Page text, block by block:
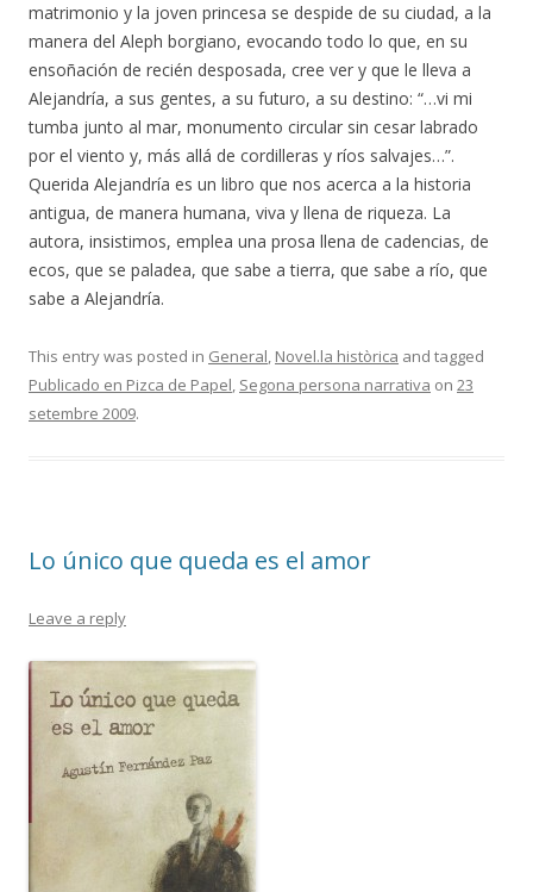
matrimonio y la joven princesa se despide de su ciudad, a la
manera del Aleph borgiano, evocando todo lo que, en su
ensoñación de recién desposada, cree ver y que le lleva a
Alejandría, a sus gentes, a su futuro, a su destino: “…vi mi
tumba junto al mar, monumento circular sin cesar labrado
por el viento y, más allá de cordilleras y ríos salvajes…”.
Querida Alejandría es un libro que nos acerca a la historia
antigua, de manera humana, viva y llena de riqueza. La
autora, insistimos, emplea una prosa llena de cadencias, de
ecos, que se paladea, que sabe a tierra, que sabe a río, que
sabe a Alejandría.
This entry was posted in General, Novel.la històrica and tagged
Publicado en Pizca de Papel, Segona persona narrativa on 23
setembre 2009.
Lo único que queda es el amor
Leave a reply